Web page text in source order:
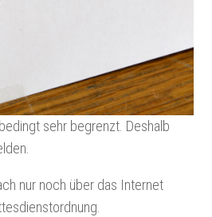
sehr begrenzt. Deshalb
nur noch über das Internet